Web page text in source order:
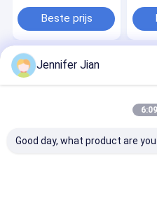
36 Months Shelf
Time
Beste prijs
2
Thuis
Sitemap
China
Print Area Technology
Jennifer Jian
Good day, what product are